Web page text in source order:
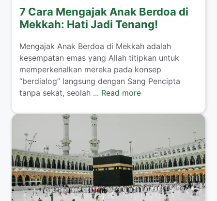
7 Cara Mengajak Anak Berdoa di
Mekkah: Hati Jadi Tenang!
​Mengajak Anak Berdoa di Mekkah adalah
kesempatan emas yang Allah titipkan untuk
memperkenalkan mereka pada konsep
“berdialog” langsung dengan Sang Pencipta
tanpa sekat, seolah ... Read more